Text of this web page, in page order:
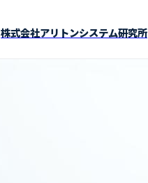
株式会社アリトンシステム研究所